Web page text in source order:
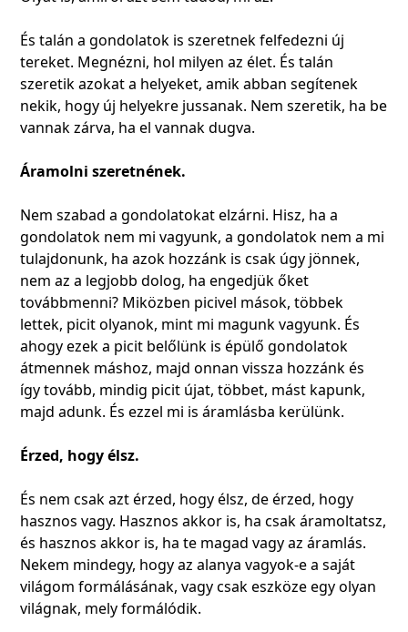
És talán a gondolatok is szeretnek felfedezni új
tereket. Megnézni, hol milyen az élet. És talán
szeretik azokat a helyeket, amik abban segítenek
nekik, hogy új helyekre jussanak. Nem szeretik, ha be
vannak zárva, ha el vannak dugva.
Áramolni szeretnének.
Nem szabad a gondolatokat elzárni. Hisz, ha a
gondolatok nem mi vagyunk, a gondolatok nem a mi
tulajdonunk, ha azok hozzánk is csak úgy jönnek,
nem az a legjobb dolog, ha engedjük őket
továbbmenni? Miközben picivel mások, többek
lettek, picit olyanok, mint mi magunk vagyunk. És
ahogy ezek a picit belőlünk is épülő gondolatok
átmennek máshoz, majd onnan vissza hozzánk és
így tovább, mindig picit újat, többet, mást kapunk,
majd adunk. És ezzel mi is áramlásba kerülünk.
Érzed, hogy élsz.
És nem csak azt érzed, hogy élsz, de érzed, hogy
hasznos vagy. Hasznos akkor is, ha csak áramoltatsz,
és hasznos akkor is, ha te magad vagy az áramlás.
Nekem mindegy, hogy az alanya vagyok-e a saját
világom formálásának, vagy csak eszköze egy olyan
világnak, mely formálódik.